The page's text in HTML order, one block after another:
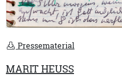
Pressematerial
MARIT HEUSS